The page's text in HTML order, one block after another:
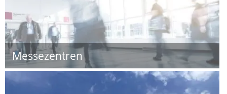
Messezentren